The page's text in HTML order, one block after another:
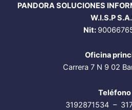
PANDORA SOLUCIONES
W.I.S.P
Nit:
Oficina
Carrera 7 N 9 02
Teléfono
3192871534 –